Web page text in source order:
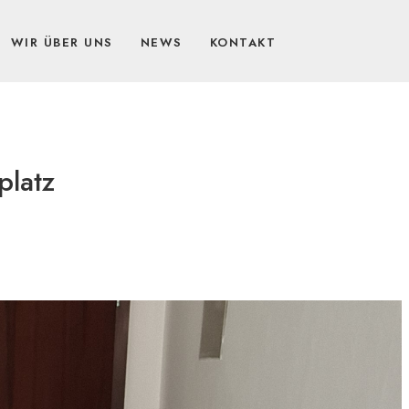
WIR ÜBER UNS NEWS KONTAKT